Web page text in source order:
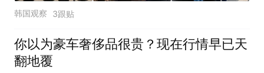
韩国观察 3跟贴
你以为豪车奢侈品很贵？现在行情早已天
翻地覆